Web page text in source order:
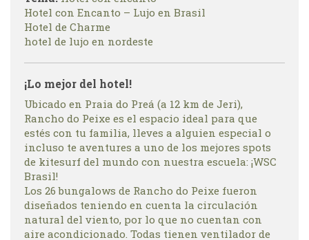
Hotel con Encanto – Lujo en Brasil
Hotel de Charme
hotel de lujo en nordeste
¡Lo mejor del hotel!
Ubicado en Praia do Preá (a 12 km de Jeri),
Rancho do Peixe es el espacio ideal para que
estés con tu familia, lleves a alguien especial o
incluso te aventures a uno de los mejores spots
de kitesurf del mundo con nuestra escuela: ¡WSC
Brasil!
Los 26 bungalows de Rancho do Peixe fueron
diseñados teniendo en cuenta la circulación
natural del viento, por lo que no cuentan con
aire acondicionado. Todas tienen ventilador de